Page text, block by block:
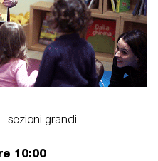
sezioni grandi
10:00